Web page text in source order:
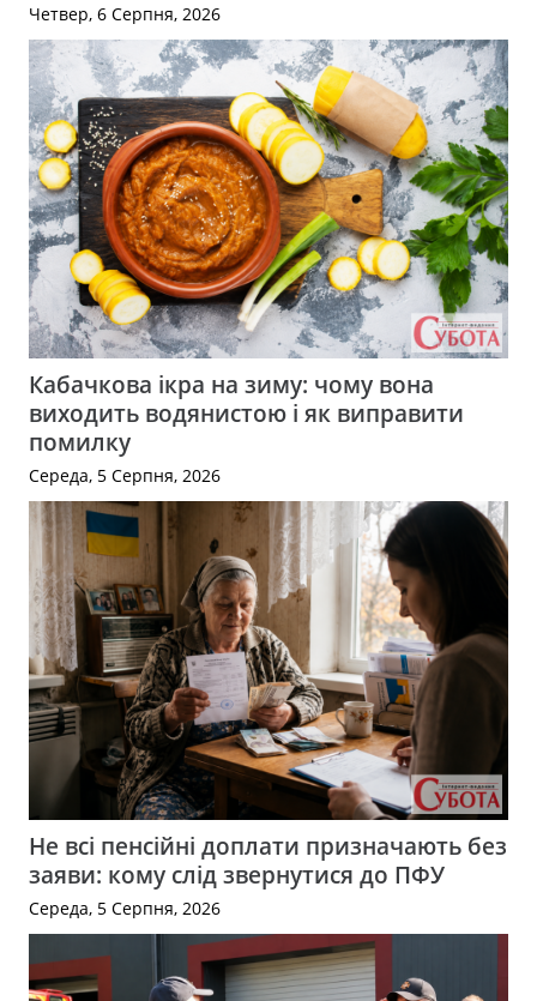
Четвер, 6 Серпня, 2026
Кабачкова ікра на зиму: чому вона
виходить водянистою і як виправити
помилку
Середа, 5 Серпня, 2026
Не всі пенсійні доплати призначають без
заяви: кому слід звернутися до ПФУ
Середа, 5 Серпня, 2026